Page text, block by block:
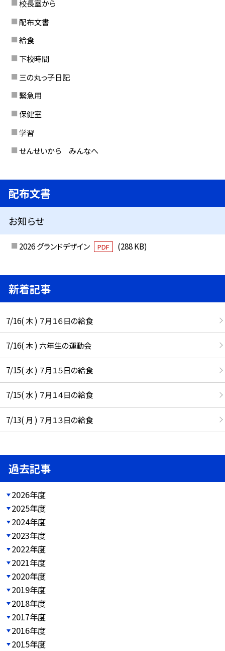
校長室から
配布文書
給食
下校時間
三の丸っ子日記
緊急用
保健室
学習
せんせいから みんなへ
配布文書
お知らせ
2026 グランドデザイン PDF (288 KB)
新着記事
7/16( 木 ) ７月１６日の給食
7/16( 木 ) 六年生の運動会
7/15( 水 ) ７月１５日の給食
7/15( 水 ) ７月１４日の給食
7/13( 月 ) ７月１３日の給食
過去記事
2026年度
2025年度
2024年度
2023年度
2022年度
2021年度
2020年度
2019年度
2018年度
2017年度
2016年度
2015年度